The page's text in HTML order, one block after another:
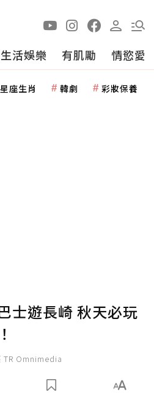
生活娛樂 有肌勵 情慾愛
星座生肖 韓劇 彩妝保養
士遊長崎 秋天必玩
TR Omnimedia